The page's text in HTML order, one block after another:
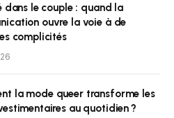
dans le couple : quand la
ouvre la voie à de
complicités
la mode queer transforme les
au quotidien ?